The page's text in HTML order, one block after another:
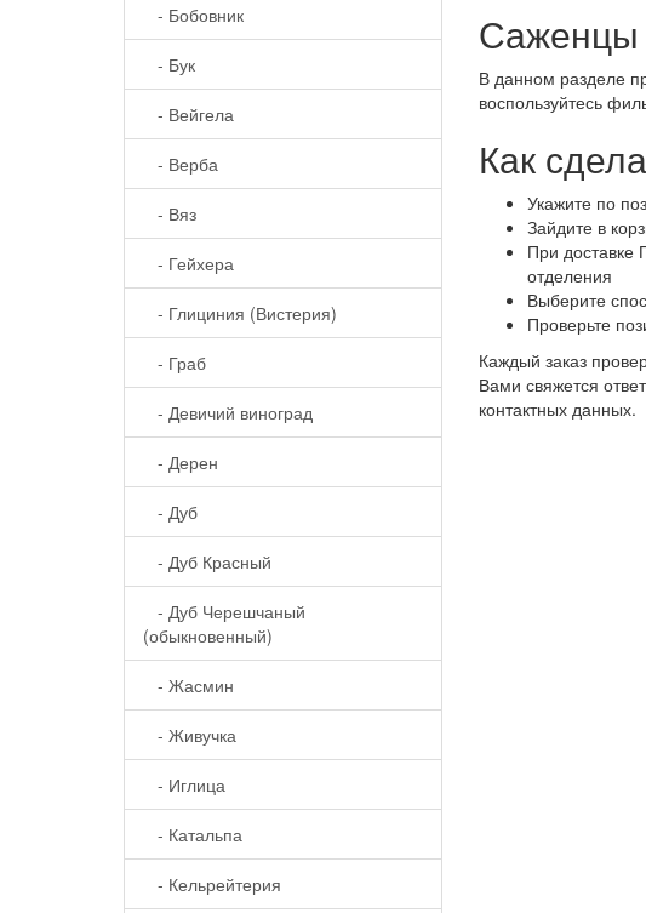
- Бобовник
- Бук
- Вейгела
- Верба
- Вяз
- Гейхера
- Глициния (Вистерия)
- Граб
- Девичий виноград
- Дерен
- Дуб
- Дуб Красный
- Дуб Черешчаный
(обыкновенный)
- Жасмин
- Живучка
- Иглица
- Катальпа
- Кельрейтерия
Саженцы
В данном разделе
воспользуйтесь
Как
Укажите по
Зайдите в
При доставке
отделения
Выберите
Проверьте
Каждый заказ
Вами свяжется
контактных данных.